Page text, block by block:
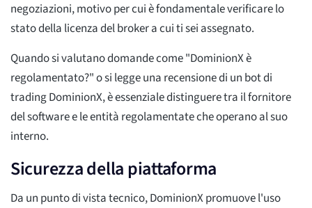
negoziazioni, motivo per cui è fondamentale verificare lo
stato della licenza del broker a cui ti sei assegnato.
Quando si valutano domande come "DominionX è
regolamentato?" o si legge una recensione di un bot di
trading DominionX, è essenziale distinguere tra il fornitore
del software e le entità regolamentate che operano al suo
interno.
Sicurezza della piattaforma
Da un punto di vista tecnico, DominionX promuove l'uso